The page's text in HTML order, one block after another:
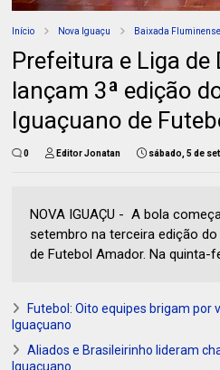
Início Nova Iguaçu Baixada Fluminense
Prefeitura e Liga
lançam 3ª edição
Iguaçuano de
0 Editor Jonatan sábado, 5 de
NOVA IGUAÇU - A bola
setembro na terceira edição
de Futebol Amador. Na quinta-
Futebol: Oito equipes brigam por
Iguaçuano
Aliados e Brasileirinho lideram
Iguaçuano